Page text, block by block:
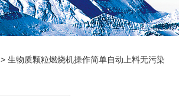
> 生物质颗粒燃烧机操作简单自动上料无污染